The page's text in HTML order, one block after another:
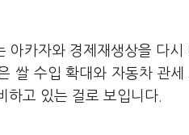
아카자와 경제재생상을 다
쌀 수입 확대와 자동차 관
하고 있는 걸로 보입니다.